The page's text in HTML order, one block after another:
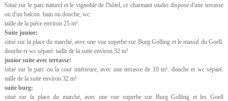
Situé sur le parc naturel et le vignoble de l'hôtel, ce charmant studio dispose d'une terrasse
ou d'un balcon. bain ou douche, wc.
taille de la pièce environ 25 m².
Suite junior:
situé sur la place du marché, avec une vue superbe sur Burg Golling et le massif du Goell.
douche et wc séparé. taille de la suite environ 32 m²
junior suite avec terrasse:
situé sur le parc ou la cour intérieure, avec une terrasse de 10 m². douche et wc séparé.
taille de la suite environ 32 m²
suite burg:
situé sur la place du marché, avec une vue superbe sur Burg Golling et les Goell